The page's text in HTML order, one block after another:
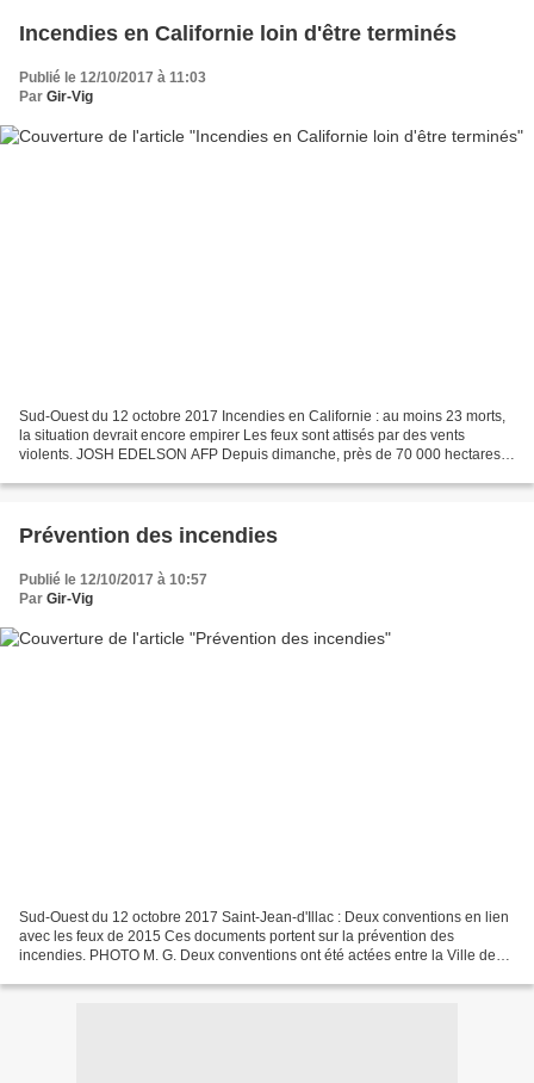
Incendies en Californie loin d'être terminés
Publié le 12/10/2017 à 11:03
Par Gir-Vig
Sud-Ouest du 12 octobre 2017 Incendies en Californie : au moins 23 morts,
la situation devrait encore empirer Les feux sont attisés par des vents
violents. JOSH EDELSON AFP Depuis dimanche, près de 70 000 hectares
Prévention des incendies
Publié le 12/10/2017 à 10:57
Par Gir-Vig
Sud-Ouest du 12 octobre 2017 Saint-Jean-d'Illac : Deux conventions en lien
avec les feux de 2015 Ces documents portent sur la prévention des
incendies. PHOTO M. G. Deux conventions ont été actées entre la Ville de